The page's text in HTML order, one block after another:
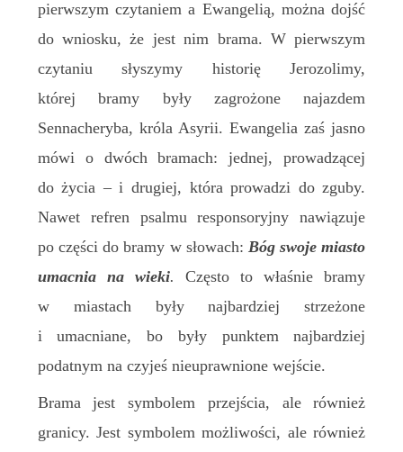
pierwszym czytaniem a Ewangelią, można dojść
do wniosku, że jest nim brama. W pierwszym
czytaniu słyszymy historię Jerozolimy,
której bramy były zagrożone najazdem
Sennacheryba, króla Asyrii. Ewangelia zaś jasno
mówi o dwóch bramach: jednej, prowadzącej
do życia – i drugiej, która prowadzi do zguby.
Nawet refren psalmu responsoryjny nawiązuje
po części do bramy w słowach: Bóg swoje miasto
umacnia na wieki. Często to właśnie bramy
w miastach były najbardziej strzeżone
i umacniane, bo były punktem najbardziej
podatnym na czyjeś nieuprawnione wejście.
Brama jest symbolem przejścia, ale również
granicy. Jest symbolem możliwości, ale również